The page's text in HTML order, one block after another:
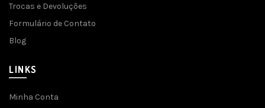
Trocas e Devoluções
Formulário de Contato
Blog
LINKS
Minha Conta